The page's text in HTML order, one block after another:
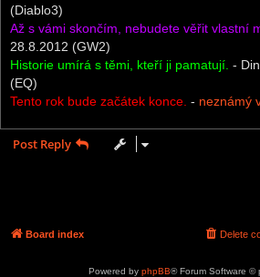
(Diablo3)
Až s vámi skončím, nebudete věřit vlastní
28.8.2012 (GW2)
Historie umírá s těmi, kteří ji pamatují. -
(EQ)
Tento rok bude začátek konce. - neznámý
Post Reply
Board index Delete
Powered by phpBB® Forum Software ©